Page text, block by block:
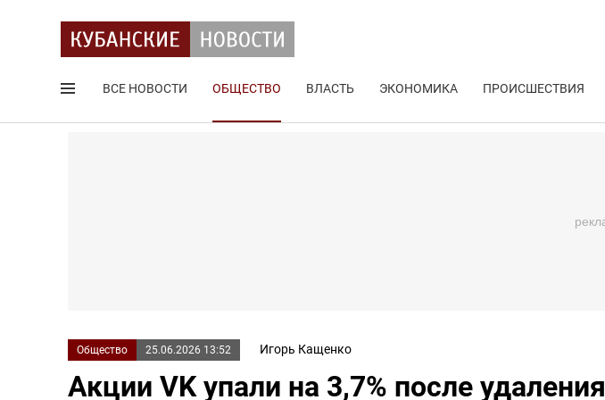
ВСЕ НОВОСТИ ОБЩЕСТВО ВЛАСТЬ ЭКОНОМИКА ПРОИСШЕСТВИЯ
Общество 25.06.2026 13:52 Игорь Кащенко
Акции VK упали на 3,7% после удаления